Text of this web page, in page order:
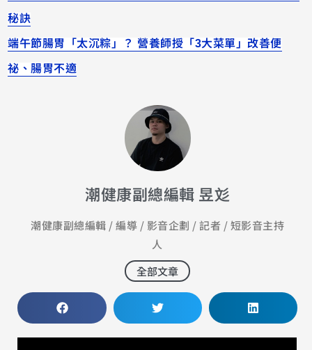
秘訣
端午節腸胃「太沉粽」？ 營養師授「3大菜單」改善便
祕、腸胃不適
潮健康副總編輯 昱彣
潮健康副總編輯 / 編導 / 影音企劃 / 記者 / 短影音主持
人
全部文章